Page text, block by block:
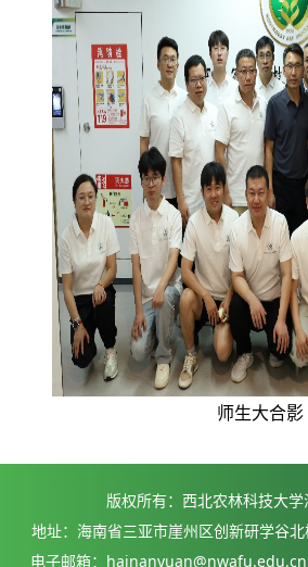
师生大合影
版权所有：西北农林科技大
地址：海南省三亚市崖州区创新研学谷
电子邮箱：